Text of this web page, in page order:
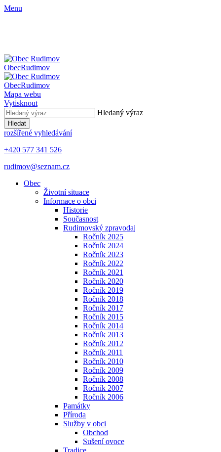
Menu
ObecRudimov
ObecRudimov
Mapa webu
Vytisknout
Hledaný výraz
Hledat
rozšířené vyhledávání
+420 577 341 526
rudimov@seznam.cz
Obec
Životní situace
Informace o obci
Historie
Současnost
Rudimovský zpravodaj
Ročník 2025
Ročník 2024
Ročník 2023
Ročník 2022
Ročník 2021
Ročník 2020
Ročník 2019
Ročník 2018
Ročník 2017
Ročník 2015
Ročník 2014
Ročník 2013
Ročník 2012
Ročník 2011
Ročník 2010
Ročník 2009
Ročník 2008
Ročník 2007
Ročník 2006
Památky
Příroda
Služby v obci
Obchod
Sušení ovoce
Tradice